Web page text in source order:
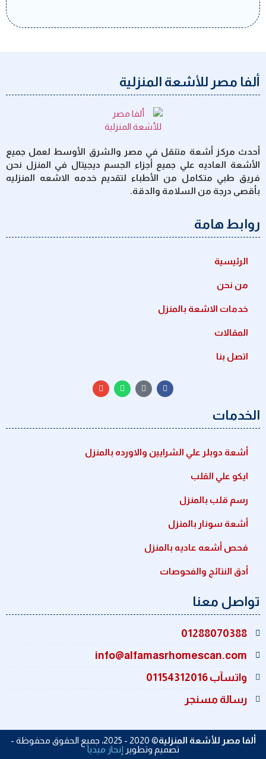
ألفا مصر للأشعة المنزلية
أحدث مركز أشعة متنقل في مصر والشرق الأوسط لعمل جميع
الأشعة العاديه علي جميع أجزاء الجسم ديجيتال في المنزل نحن
فريق طبي متكامل من الأطباء لتقديم خدمه الاشعه المنزليه
بأقصى درجة من السلامة والدقة.
روابط هامة
الرئيسية
من نحن
خدمات الاشعة بالمنزل
المقالات
اتصل بنا
الخدمات
أشعة دوبلر علي الشرايين والاورده بالمنزل
ايكو علي القلب
رسم قلب بالمنزل
أشعة سونار بالمنزل
فحص أشعه عاديه بالمنزل
أدق النتائج والفحوصات
تواصل معنا
01288070388
info@alfamasrhomescan.com
واتسآب 01154312016
رسالة مسنجر
ألفا مصر للأشعة المنزلية© 2020 - 2025
، جميع الحقوق محفوظة -
تصميم وتطوير إنجاز ميديا